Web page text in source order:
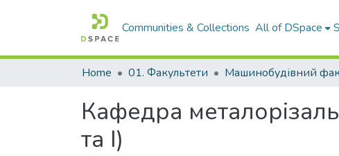
Communities & Collections All of DSpace
Home 01. Факультети
Кафедра
та І)